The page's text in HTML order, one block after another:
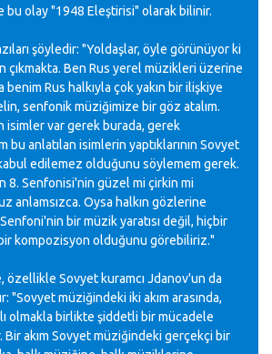
olay "1948 Eleştirisi" olarak bilinir.
şöyledir: "Yoldaşlar, öyle görünüyor ki
çıkmakta. Ben Rus yerel müzikleri üzerine
benim Rus halkıyla çok yakın bir ilişkiye
senfonik müziğimize bir göz atalım.
isimler var gerek burada, gerek
bu anlatılan isimlerin yaptıklarının Sovyet
kabul edilemez olduğunu söylemem gerek.
8. Senfonisi'nin güzel mi çirkin mi
anlamsızca. Oysa halkın gözlerine
bir müzik yaratısı değil, hiçbir
kompozisyon olduğunu görebiliriz."
özellikle Sovyet kuramcı Jdanov'un da
"Sovyet müziğindeki iki akım arasında,
olmakla birlikte şiddetli bir mücadele
Bir akım Sovyet müziğindeki gerçekçi bir